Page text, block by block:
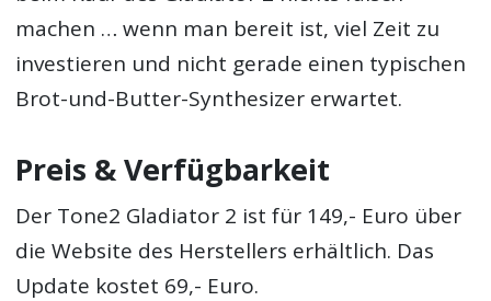
machen … wenn man bereit ist, viel Zeit zu
investieren und nicht gerade einen typischen
Brot-und-Butter-Synthesizer erwartet.
Preis & Verfügbarkeit
Der Tone2 Gladiator 2 ist für 149,- Euro über
die Website des Herstellers erhältlich. Das
Update kostet 69,- Euro.